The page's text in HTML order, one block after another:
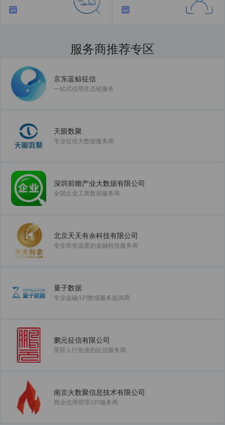
服务商推荐专区
京东蓝鲸征信
一站式信用生态链服务
天眼数聚
专业征信大数据服务商
深圳前瞻产业大数据有限公司
全国企业工商数据服务商
北京天天有余科技有限公司
专业而有温度的金融科技服务商
量子数据
专业金融API数据服务提供商
鹏元征信有限公司
荣获人行批准的征信服务商
南京火数聚信息技术有限公司
商业信用管理API服务商